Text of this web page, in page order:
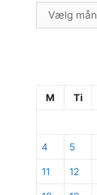
Vælg
måned
specifikke
M
Ti
4 5
11 12